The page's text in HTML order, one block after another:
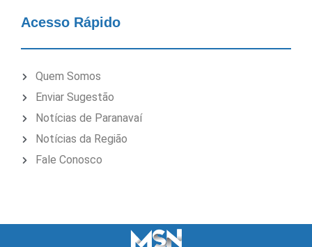
Acesso Rápido
Quem Somos
Enviar Sugestão
Notícias de Paranavaí
Notícias da Região
Fale Conosco